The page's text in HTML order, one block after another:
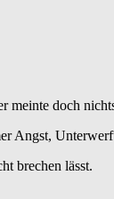
doch
Angst,
brechen lässt.